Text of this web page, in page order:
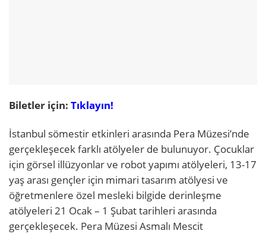
Biletler için: Tıklayın!
İstanbul sömestir etkinleri arasında Pera Müzesi’nde
gerçekleşecek farklı atölyeler de bulunuyor. Çocuklar
için görsel illüzyonlar ve robot yapımı atölyeleri, 13-17
yaş arası gençler için mimari tasarım atölyesi ve
öğretmenlere özel mesleki bilgide derinleşme
atölyeleri 21 Ocak – 1 Şubat tarihleri arasında
gerçekleşecek. Pera Müzesi Asmalı Mescit